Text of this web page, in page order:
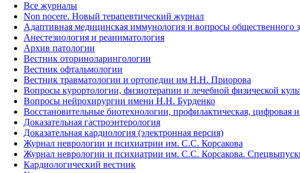
Все журналы
Non nocere. Новый терапевтический журнал
Адаптивная медицинская иммунология и вопросы общественного
Анестезиология и реаниматология
Архив патологии
Вестник оториноларингологии
Вестник офтальмологии
Вестник травматологии и ортопедии им Н.Н. Приорова
Вопросы курортологии, физиотерапии и лечебной физической
Вопросы нейрохирургии имени Н.Н. Бурденко
Восстановительные биотехнологии, профилактическая, цифровая
Доказательная гастроэнтерология
Доказательная кардиология (электронная версия)
Журнал неврологии и психиатрии им. С.С. Корсакова
Журнал неврологии и психиатрии им. С.С. Корсакова.
Кардиологический вестник